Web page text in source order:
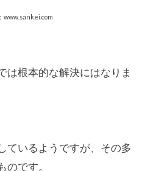
www.sankei.com
は根本的な解決にはなりま
ているようですが、その多
のです。